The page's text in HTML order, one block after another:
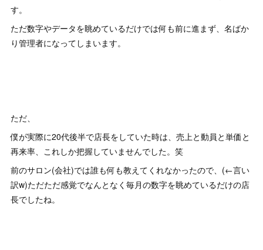
す。
ただ数字やデータを眺めているだけでは何も前に進まず、名ばか
り管理者になってしまいます。
ただ、
僕が実際に20代後半で店長をしていた時は、売上と動員と単価と
再来率、これしか把握していませんでした。笑
前のサロン(会社)では誰も何も教えてくれなかったので、(←言い
訳w)ただただ感覚でなんとなく毎月の数字を眺めているだけの店
長でしたね。